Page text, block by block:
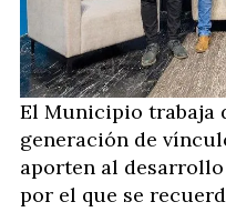
El Municipio trabaja
generación de
aporten al
por el que se